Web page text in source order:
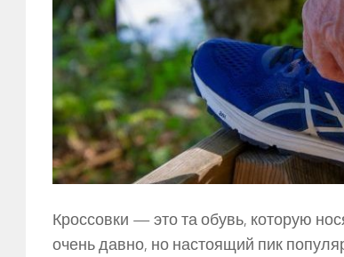
Кроссовки — это та обувь, которую
очень давно, но настоящий пик